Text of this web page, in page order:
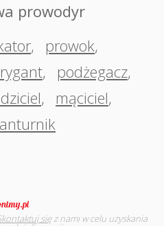
prowodyr
, prowok,
, podżegacz,
, mąciciel,
sięz nami w celu uzyskania